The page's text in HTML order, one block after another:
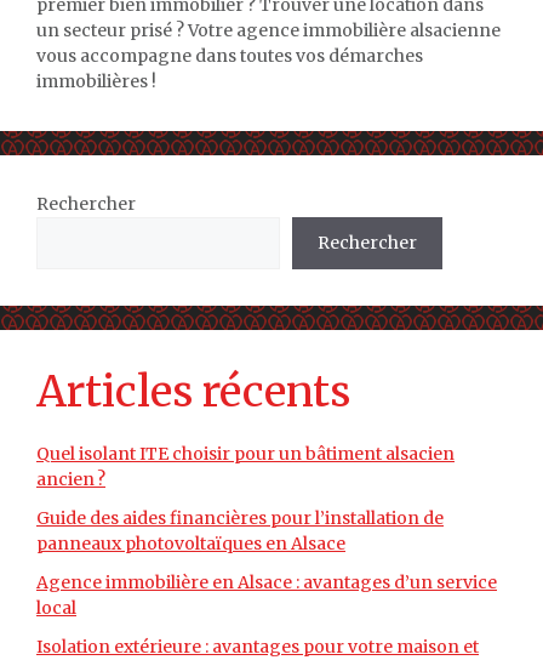
premier bien immobilier ? Trouver une location dans
un secteur prisé ? Votre agence immobilière alsacienne
vous accompagne dans toutes vos démarches
immobilières !
Rechercher
Rechercher
Articles récents
Quel isolant ITE choisir pour un bâtiment alsacien
ancien ?
Guide des aides financières pour l’installation de
panneaux photovoltaïques en Alsace
Agence immobilière en Alsace : avantages d’un service
local
Isolation extérieure : avantages pour votre maison et